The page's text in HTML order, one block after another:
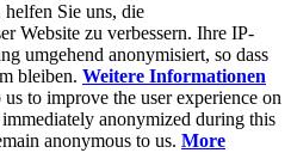
Sie uns, die
Website zu verbessern. Ihre IP-
umgehend anonymisiert, so dass
bleiben. Weitere Informationen
to improve the user experience on
anonymized during this
anonymous to us. More